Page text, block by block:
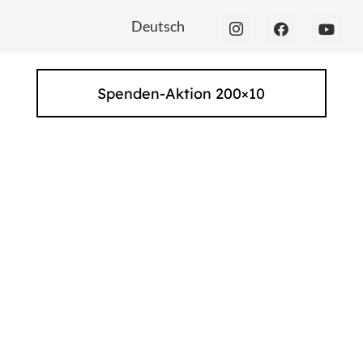
Deutsch
Spenden-Aktion 200×10